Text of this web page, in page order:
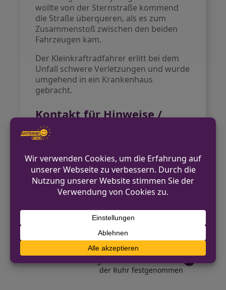
wollte von der Sternstraße kommend
die Straße überqueren, als es zum
Zusammenstoß zwischen den beiden
Fahrzeugen kam.
Der Kleinkraftradfahrer erlitt bei dem
Unfall schwere Verletzungen und wurde
umgehend in ein Krankenhaus
gebracht.
Kontakt für Hinweise /
Pressestelle
02162 377-1191
pressestelle.viersen@polizei.nrw.de
https://viersen.polizei.nrw/
VORHERIGER BEITRAG
Mobiler Blitzer in Viersen mit Sprühfarbe
beschädigt
NÄCHSTER BEITRAG
der Ruhr festgenommen